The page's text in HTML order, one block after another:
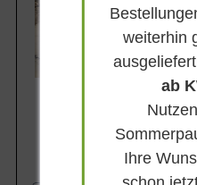
weiterhin
ab
Ihre